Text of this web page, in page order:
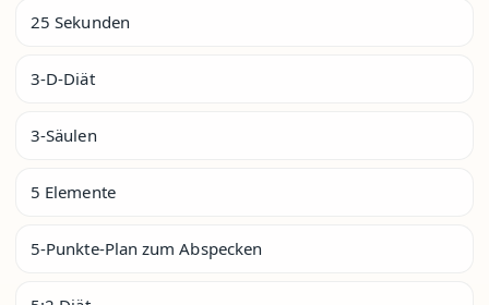
25 Sekunden
3-D-Diät
3-Säulen
5 Elemente
5-Punkte-Plan zum Abspecken